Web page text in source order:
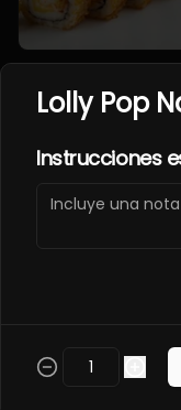
Lolly Pop
Instrucciones